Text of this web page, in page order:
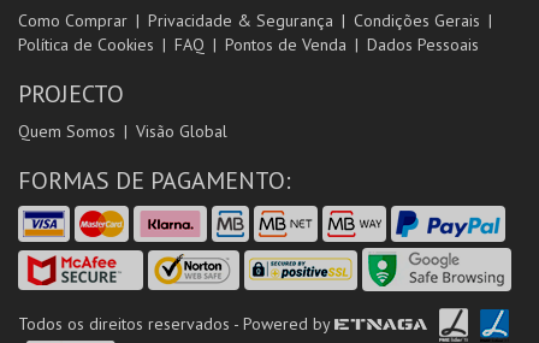
Como Comprar Privacidade & Segurança
Condições Gerais
Política de Cookies
FAQ Pontos de Venda Dados Pessoais
PROJECTO
Quem Somos Visão Global
FORMAS DE PAGAMENTO:
Todos os direitos reservados - Powered by ETNAGA